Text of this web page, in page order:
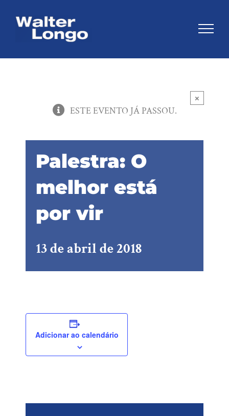
×
ESTE EVENTO JÁ PASSOU.
Palestra: O
melhor está
por vir
13 de abril de 2018
Adicionar ao calendário